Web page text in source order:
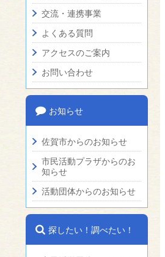
交流・連携事業
よくある質問
アクセスのご案内
お問い合わせ
お知らせ
佐賀市からのお知らせ
市民活動プラザからのお
知らせ
活動団体からのお知らせ
探したい！調べたい！